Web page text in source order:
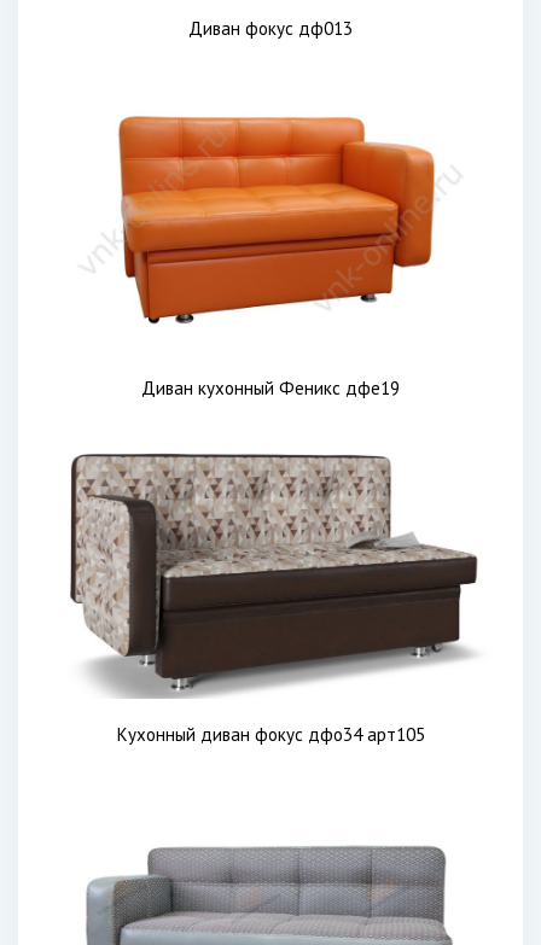
Диван фокус дф013
Диван кухонный Феникс дфе19
Кухонный диван фокус дфо34 арт105